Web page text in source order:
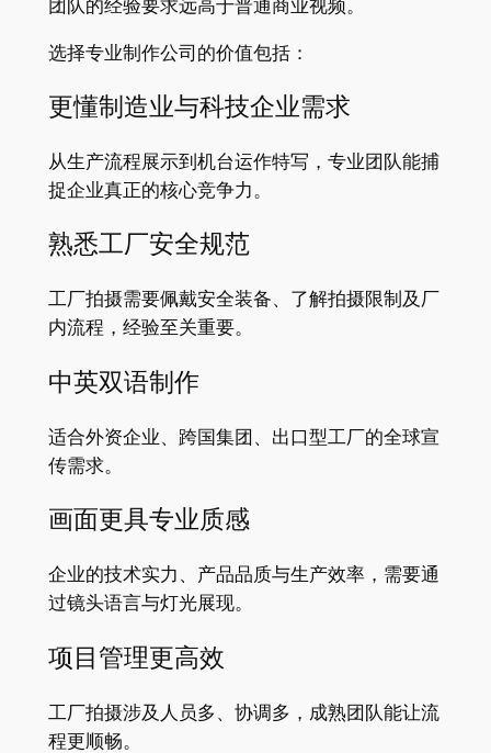
团队的经验要求远高于普通商业视频。
选择专业制作公司的价值包括：
更懂制造业与科技企业需求
从生产流程展示到机台运作特写，专业团队能捕
捉企业真正的核心竞争力。
熟悉工厂安全规范
工厂拍摄需要佩戴安全装备、了解拍摄限制及厂
内流程，经验至关重要。
中英双语制作
适合外资企业、跨国集团、出口型工厂的全球宣
传需求。
画面更具专业质感
企业的技术实力、产品品质与生产效率，需要通
过镜头语言与灯光展现。
项目管理更高效
工厂拍摄涉及人员多、协调多，成熟团队能让流
程更顺畅。